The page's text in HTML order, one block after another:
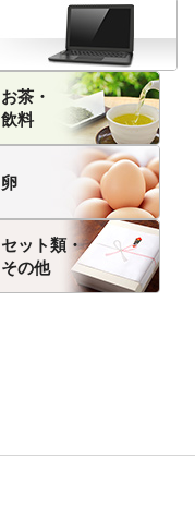
お茶・
飲料
卵
セット類・
その他